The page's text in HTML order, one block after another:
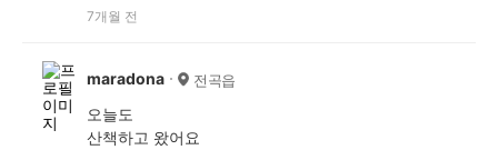
7개월 전
maradona 전곡읍
오늘도
산책하고 왔어요